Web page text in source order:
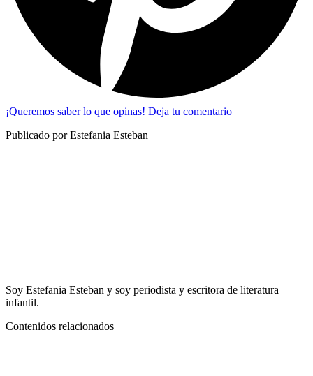
¡Queremos saber lo que opinas! Deja tu comentario
Publicado por Estefania Esteban
Soy Estefania Esteban y soy periodista y escritora de literatura
infantil.
Contenidos relacionados